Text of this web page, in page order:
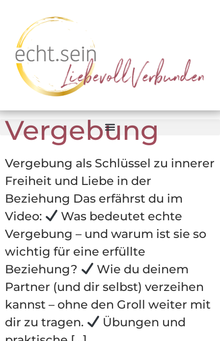
Vergebung
Vergebung als Schlüssel zu innerer
Freiheit und Liebe in der
Beziehung Das erfährst du im
Video:
Was bedeutet echte
Vergebung – und warum ist sie so
wichtig für eine erfüllte
Beziehung?
Wie du deinem
Partner (und dir selbst) verzeihen
kannst – ohne den Groll weiter mit
dir zu tragen.
Übungen und